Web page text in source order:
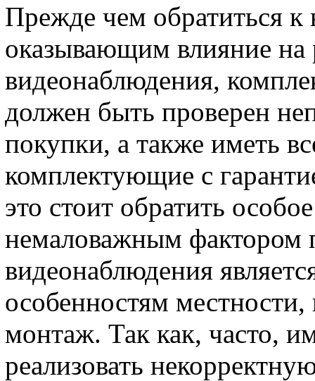
Прежде чем обратиться
оказывающим влияние на
видеонаблюдения,
должен быть проверен
покупки, а также иметь
комплектующие с
это стоит обратить
немаловажным фактором
видеонаблюдения
особенностям местности,
монтаж. Так как, часто,
реализовать